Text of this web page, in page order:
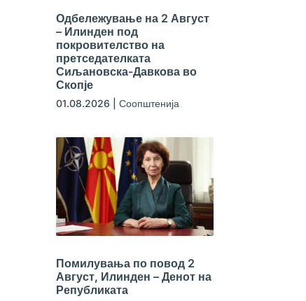
Одбележување на 2 Август
– Илинден под
покровителство на
претседателката
Сиљановска-Давкова во
Скопје
01.08.2026 Соопштенија
Помилувања по повод 2
Август, Илинден – Денот на
Републиката